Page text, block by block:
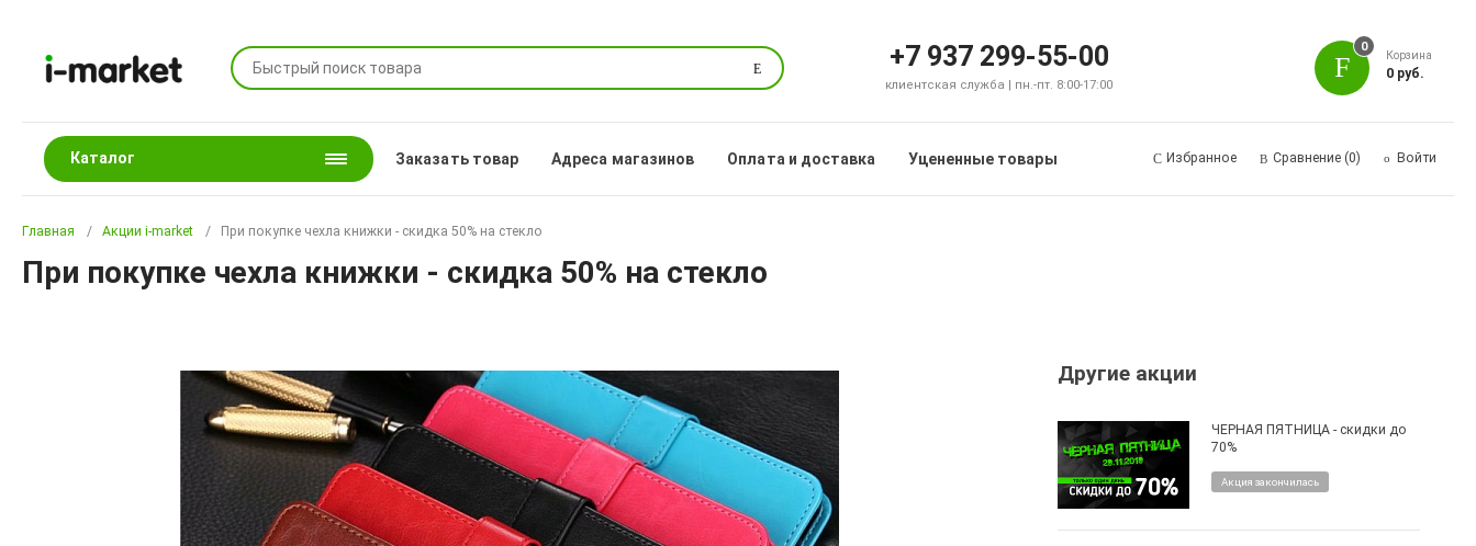
Поиск +7 937 299-55-00
клиентская служба | пн.-пт. 8:00-17:00
0
Корзина
0 руб.
Каталог Заказать товар Адреса магазинов Оплата и доставка Уцененные товары Избранное Сравнение (0) Войти
Главная Акции i-market При покупке чехла книжки - скидка 50% на стекло
При покупке чехла книжки - скидка 50% на стекло
Другие акции
ЧЕРНАЯ ПЯТНИЦА - скидки до
70%
Акция закончилась